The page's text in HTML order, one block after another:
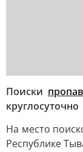
Поиски
круглосуточно
На место
Республике